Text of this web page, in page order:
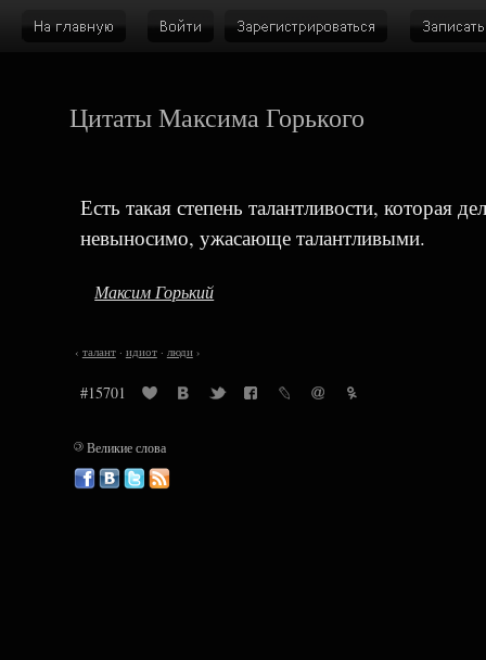
Цитаты Максима Горького
Есть такая степень талантливости, которая
невыносимо, ужасающе талантливыми.
Максим Горький
‹ талант· идиот· люди›
#15701
©Великие слова